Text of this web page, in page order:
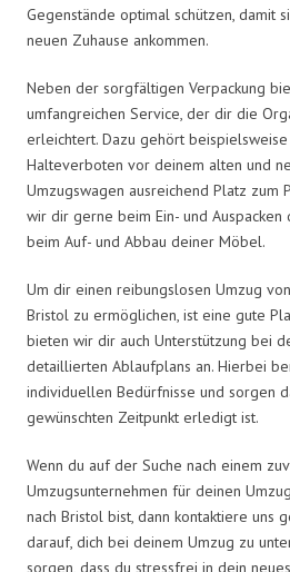
Gegenstände optimal schützen, damit
neuen Zuhause ankommen.
Neben der sorgfältigen Verpackung
umfangreichen Service, der dir die
erleichtert. Dazu gehört
Halteverboten vor deinem alten und
Umzugswagen ausreichend Platz zum
wir dir gerne beim Ein- und Auspacken
beim Auf- und Abbau deiner Möbel.
Um dir einen reibungslosen Umzug
Bristol zu ermöglichen, ist eine gute
bieten wir dir auch Unterstützung bei
detaillierten Ablaufplans an. Hierbei
individuellen Bedürfnisse und sorgen
gewünschten Zeitpunkt erledigt ist.
Wenn du auf der Suche nach einem
Umzugsunternehmen für deinen
nach Bristol bist, dann kontaktiere uns
darauf, dich bei deinem Umzug zu
sorgen, dass du stressfrei in dein